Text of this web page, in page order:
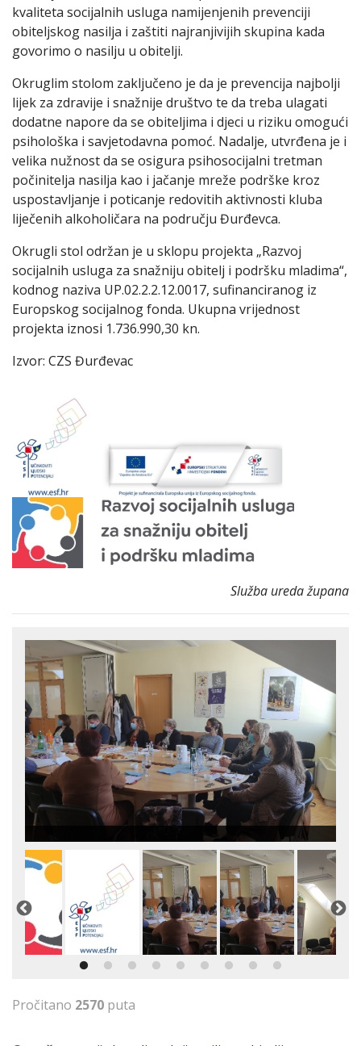
kvaliteta socijalnih usluga namijenjenih prevenciji
obiteljskog nasilja i zaštiti najranjivijih skupina kada
govorimo o nasilju u obitelji.
Okruglim stolom zaključeno je da je prevencija najbolji
lijek za zdravije i snažnije društvo te da treba ulagati
dodatne napore da se obiteljima i djeci u riziku omogući
psihološka i savjetodavna pomoć. Nadalje, utvrđena je i
velika nužnost da se osigura psihosocijalni tretman
počinitelja nasilja kao i jačanje mreže podrške kroz
uspostavljanje i poticanje redovitih aktivnosti kluba
liječenih alkoholičara na području Đurđevca.
Okrugli stol održan je u sklopu projekta „Razvoj
socijalnih usluga za snažniju obitelj i podršku mladima“,
kodnog naziva UP.02.2.2.12.0017, sufinanciranog iz
Europskog socijalnog fonda. Ukupna vrijednost
projekta iznosi 1.736.990,30 kn.
Izvor: CZS Đurđevac
Služba ureda župana
Pročitano 2570 puta